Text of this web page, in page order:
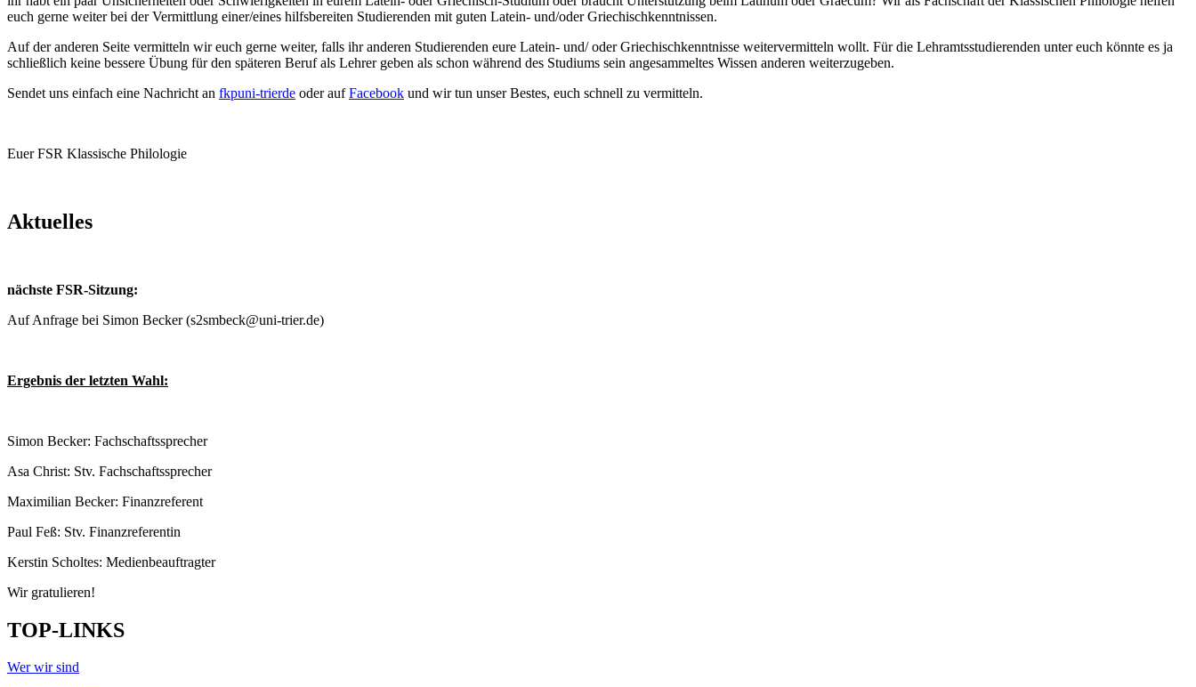
euch gerne weiter bei der Vermittlung einer/eines hilfsbereiten Studierenden mit guten Latein- und/oder Griechischkenntnissen.
Auf der anderen Seite vermitteln wir euch gerne weiter, falls ihr anderen Studierenden eure Latein- und/ oder Griechischkenntnisse weitervermitteln wollt. Für die Lehramtsstudierenden unter euch könnte es ja
schließlich keine bessere Übung für den späteren Beruf als Lehrer geben als schon während des Studiums sein angesammeltes Wissen anderen weiterzugeben.
Sendet uns einfach eine Nachricht an fkpuni-trierde oder aufFacebook und wir tun unser Bestes, euch schnell zu vermitteln.
Euer FSR Klassische Philologie
Aktuelles
nächste FSR-Sitzung:
Auf Anfrage bei Simon Becker (s2smbeck@uni-trier.de)
Ergebnis der letzten Wahl:
Simon Becker: Fachschaftssprecher
Asa Christ: Stv. Fachschaftssprecher
Maximilian Becker: Finanzreferent
Paul Feß: Stv. Finanzreferentin
Kerstin Scholtes: Medienbeauftragter
Wir gratulieren!
TOP-LINKS
Wer wir sind